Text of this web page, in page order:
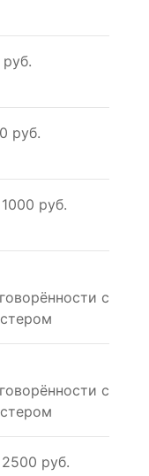
руб.
руб.
с
с
руб.